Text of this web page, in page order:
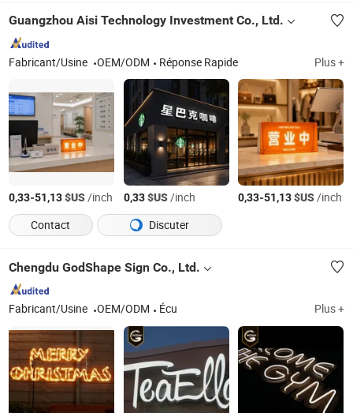
néon
extérieure pour magasin
automobile, enseignes
électriques
Guangzhou Aisi Technology Investment Co., Ltd.
Fabricant/Usine OEM/ODM Réponse Rapide Plus +
0,33-51,13$US/inch 0,33$US/inch 0,33-51,13$US/inch
Contact
Discuter
Chengdu GodShape Sign Co., Ltd.
Fabricant/Usine OEM/ODM Écu Plus +